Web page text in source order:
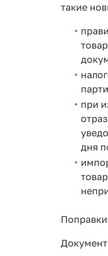
такие
при
дня
Поправки